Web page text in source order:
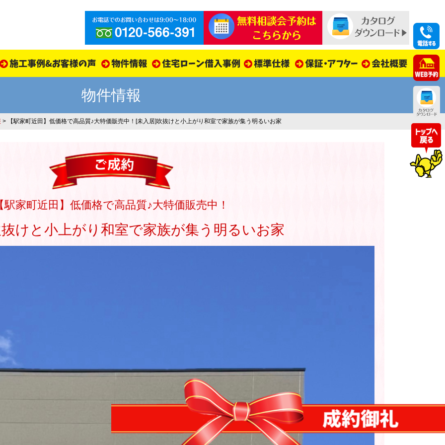
物件情報
> 【駅家町近田】低価格で高品質♪大特価販売中！ [未入居]吹抜けと小上がり和室で家族が集う明るいお家
駅家町近田】低価格で高品質♪大特価販売中！
けと小上がり和室で家族が集う明るいお家